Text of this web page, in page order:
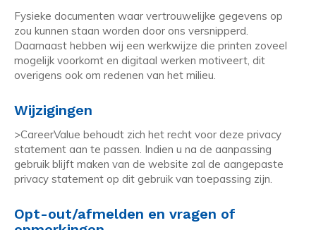
Fysieke documenten waar vertrouwelijke gegevens op
zou kunnen staan worden door ons versnipperd.
Daarnaast hebben wij een werkwijze die printen zoveel
mogelijk voorkomt en digitaal werken motiveert, dit
overigens ook om redenen van het milieu.
Wijzigingen
>CareerValue behoudt zich het recht voor deze privacy
statement aan te passen. Indien u na de aanpassing
gebruik blijft maken van de website zal de aangepaste
privacy statement op dit gebruik van toepassing zijn.
Opt-out/afmelden en vragen of